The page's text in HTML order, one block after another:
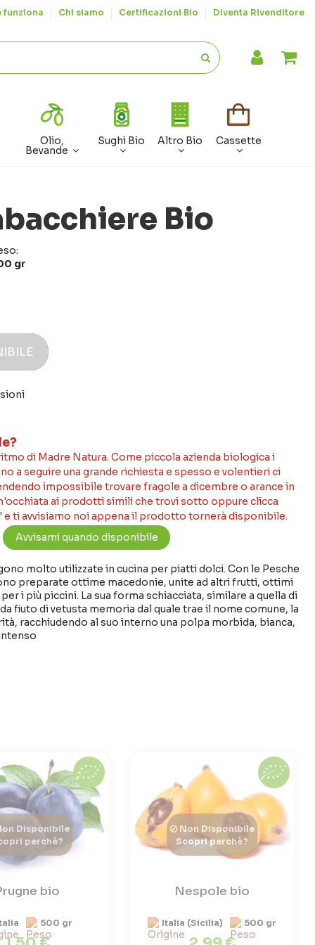
funziona Chi siamo Certificazioni Bio Diventa Rivenditore
Olio,
Bevande
Sughi Bio Altro Bio Cassette
Bio
gr
di Madre Natura. Come piccola azienda biologica i
a seguire una grande richiesta e spesso e volentieri ci
impossibile trovare fragole a dicembre o arance in
ai prodotti simili che trovi sotto oppure clicca
e ti avvisiamo noi appena il prodotto tornerà disponibile.
molto utilizzate in cucina per piatti dolci. Con le Pesche
preparate ottime macedonie, unite ad altri frutti, ottimi
i più piccini. La sua forma schiacciata, similare a quella di
fiuto di vetusta memoria dal quale trae il nome comune, la
racchiudendo al suo interno una polpa morbida, bianca,
Disponibile
perchè?
bio
500 gr
Non Disponibile
Scopri perchè?
Nespole bio
Italia (Sicilia) 500 gr